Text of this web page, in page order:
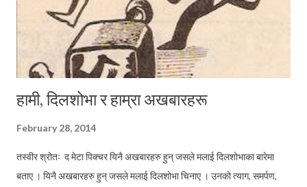
हामी, दिलशोभा र हाम्रा अखबारहरू
February 28, 2014
तस्वीर श्रोतः द मेटा पिक्चर यिनै अखबारहरु हुन् जसले मलाई दिलशोभाका बारेमा
बताए । यिनै अखबारहरु हुन् जसले मलाई दिलशोभा चिनाए । उनको त्याग, समर्पण,